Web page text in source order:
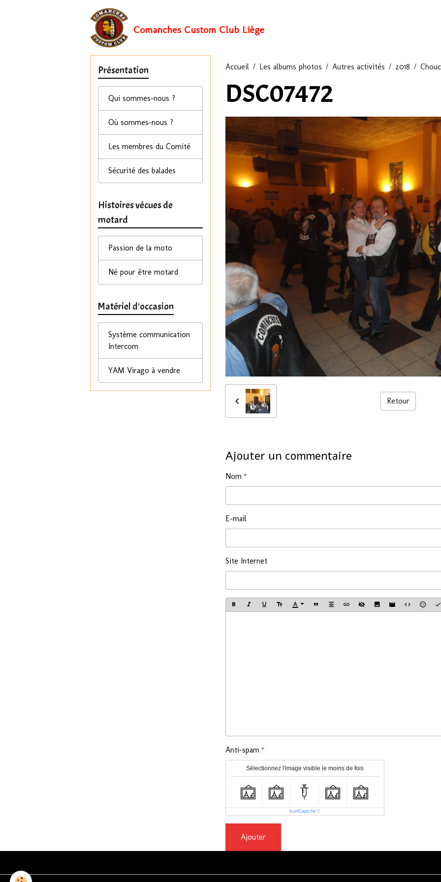
Comanches Custom Club Liège
Accueil Les albums photos Autres activités 2018
DSC07472
Retour
Ajouter un commentaire
Nom
E-mail
Site Internet
Anti-spam
Sélectionnez l'image visible le moins de fois
IconCaptcha©
Ajouter
Présentation
Qui sommes-nous ?
Où sommes-nous ?
Les membres du Comité
Sécurité des balades
Histoires vécues de
motard
Passion de la moto
Né pour être motard
Matériel d'occasion
Système communication
Intercom
YAM Virago à vendre